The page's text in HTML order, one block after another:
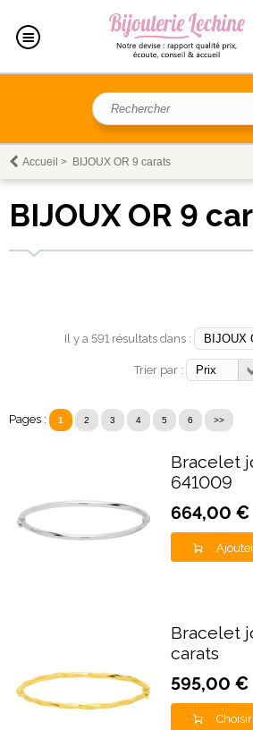
Accueil > BIJOUX OR 9 carats
BIJOUX OR 9
Il y a 591 résultats dans :
Trier par :
Pages : 1 2 3 4 5 6 >>
Bracelet
641009
664,00 €
Bracelet
carats
595,00 €